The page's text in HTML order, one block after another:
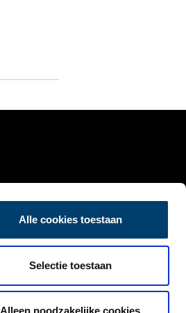
Alle cookies toestaan
Selectie toestaan
Alleen noodzakelijke cookies